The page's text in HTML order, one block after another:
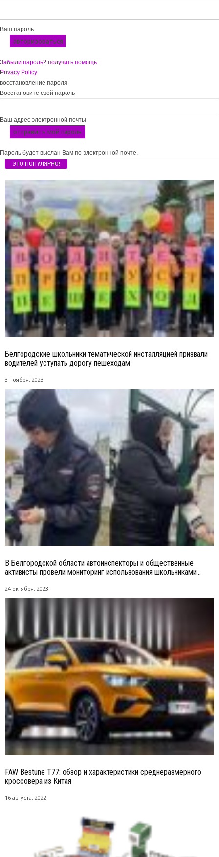
Ваш пароль
Забыли пароль? получить помощь
Privacy Policy
восстановление пароля
Восстановите свой пароль
Ваш адрес электронной почты
Пароль будет выслан Вам по электронной почте.
ЭТО ПОПУЛЯРНО!
Белгородские школьники тематической инсталляцией призвали
водителей уступать дорогу пешеходам
3 ноября, 2023
В Белгородской области автоинспекторы и общественные
активисты провели мониторинг использования школьниками...
24 октября, 2023
FAW Bestune T77: обзор и характеристики среднеразмерного
кроссовера из Китая
16 августа, 2022